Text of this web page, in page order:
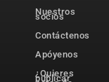
Nuestros
socios
Contáctenos
Apóyenos
¿Quieres
publicar